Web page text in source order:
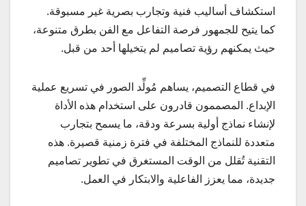
استكشاف أساليب فنية وتجارب بصرية غير مسبوقة.
كما يتيح للجمهور فرصة التفاعل مع الفن بطرق متنوعة،
حيث يمكنهم رؤية تصاميم لم يتخيلها أحد من قبل.
في قطاع التصميم، يساهم مُولِّد الصور في تسريع عملية
الإبداع. المصممون قادرون على استخدام هذه الأداة
لإنشاء نماذج أولية بسرعة ودقة، ما يسمح بتجارب
متعددة للنماذج المختلفة في فترة زمنية قصيرة. هذه
التقنية تُقلل من الوقت المستغرق في تطوير تصاميم
جديدة، مما يعزز الفاعلية والابتكار في العمل.